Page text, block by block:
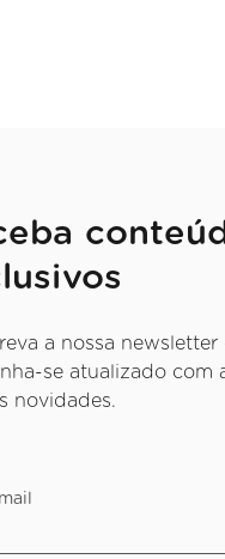
a nossa newsletter
se atualizado com
novidades.